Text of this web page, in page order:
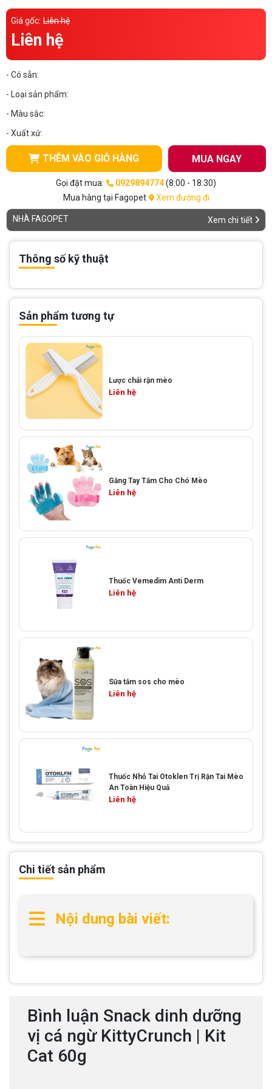
Thông tin về chó
CHÍNH SÁCH
Chính sách mua hàng
Chính sách bảo hành
Chính sách đổi trả
TỔNG ĐÀI TƯ VẤN
Giá gốc: Liên hệ
Liên hệ
- Có sẵn:
- Loại sản phẩm:
- Màu sắc:
- Xuất xứ:
THÊM VÀO GIỎ HÀNG MUA NGAY
Gọi đặt mua: 0929894774(8:00 - 18:30)
Mua hàng tại Fagopet
Xem đường đi
NHÀ FAGOPET Xem chi tiết
Chi tiết sản phẩm
Nội dung bài viết:
Bình luận Snack dinh dưỡng
vị cá ngừ KittyCrunch | Kit
Cat 60g
Thông số kỹ thuật
Sản phẩm tương tự
Lược chải rận mèo
Liên hệ
Găng Tay Tắm Cho Chó Mèo
Liên hệ
Thuốc Vemedim Anti Derm
Liên hệ
Sữa tắm sos cho mèo
Liên hệ
Thuốc Nhỏ Tai Otoklen Trị Rận Tai Mèo
An Toàn Hiệu Quả
Liên hệ